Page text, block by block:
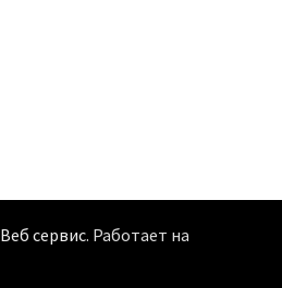
Веб сервис. Работает на